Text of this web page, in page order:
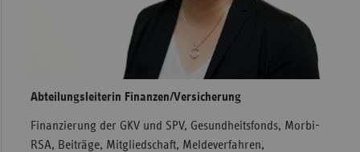
Abteilungsleiterin Finanzen/Versicherung
Finanzierung der GKV und SPV, Gesundheitsfonds, Morbi-
RSA, Beiträge, Mitgliedschaft, Meldeverfahren,